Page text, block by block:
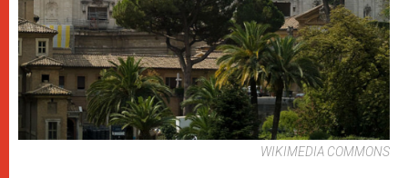
WIKIMEDIA COMMONS